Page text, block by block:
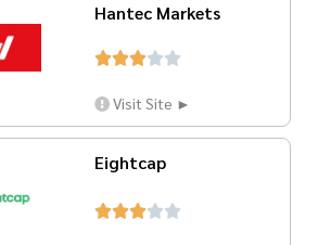
Hantec Markets

Visit Site ►
Eightcap
